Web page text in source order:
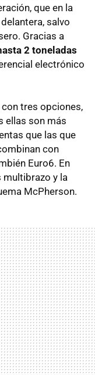
que en la
salvo
Gracias a
2 toneladas
electrónico
tres opciones,
ellas son más
que las que
con
Euro6. En
multibrazo y la
McPherson.